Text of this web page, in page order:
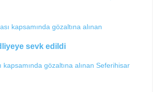
sevk edildi
gözaltına alınan Seferihisar